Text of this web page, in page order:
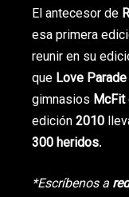
El antecesor de
esa primera
reunir en su
que Love Parade
gimnasios McFit
edición2010
300 heridos.
*Escríbenos a